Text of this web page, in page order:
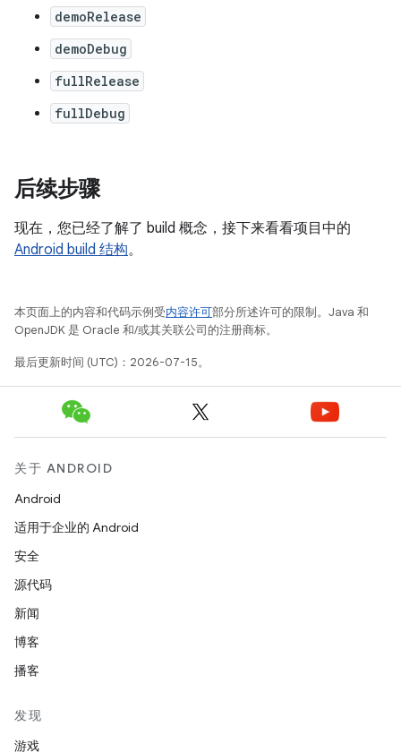
demoRelease
demoDebug
fullRelease
fullDebug
后续步骤
现在，您已经了解了 build 概念，接下来看看项目中的
Android build 结构。
本页面上的内容和代码示例受内容许可部分所述许可的限制。Java 和
OpenJDK 是 Oracle 和/或其关联公司的注册商标。
最后更新时间 (UTC)：2026-07-15。
关于 ANDROID
Android
适用于企业的 Android
安全
源代码
新闻
博客
播客
发现
游戏